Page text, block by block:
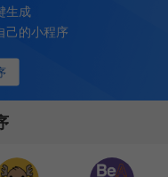
生成
己的小程序